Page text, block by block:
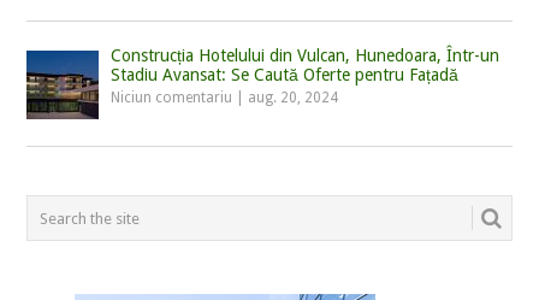
Construcția Hotelului din Vulcan, Hunedoara, Într-un
Stadiu Avansat: Se Caută Oferte pentru Fațadă
Niciun comentariu aug. 20, 2024